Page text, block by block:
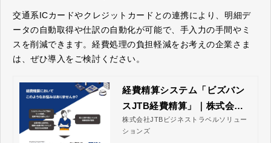
交通系ICカードやクレジットカードとの連携により、明細デ
ータの自動取得や仕訳の自動化が可能で、手入力の手間やミ
スを削減できます。経費処理の負担軽減をお考えの企業さま
は、ぜひ導入をご検討ください。
経費精算システム「ビズバン
スJTB経費精算」｜株式会社J
TBビジネストラベルソリュー
ションズ
株式会社JTBビジネストラベルソリュー
ションズ